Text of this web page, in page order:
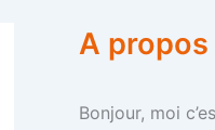
A propos
Bonjour, moi